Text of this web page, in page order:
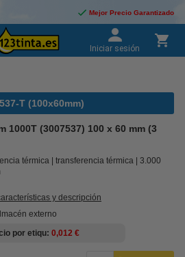
Mejor Precio Garantizado
Iniciar sesión
T (100x60mm)
1000T (3007537) 100 x 60 mm (3
térmica transferencia térmica
3.000
y descripción
externo
por etiqu 0,012 €